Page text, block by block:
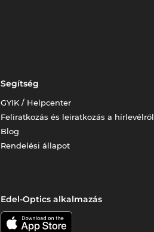
Segítség
GYIK / Helpcenter
Feliratkozás és leiratkozás a hírlevélről
Blog
Rendelési állapot
Edel-Optics alkalmazás